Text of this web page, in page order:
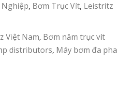
Nghiệp, Bơm Trục Vít, Leistritz
Việt Nam, Bơm năm trục vít
distributors, Máy bơm đa pha